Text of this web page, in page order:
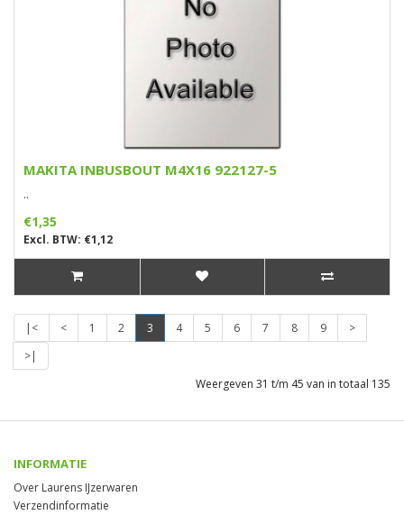
MAKITA INBUSBOUT M4X16 922127-5
..
€1,35
Excl. BTW: €1,12
|< < 1 2 3 4 5 6 7 8 9
>
>|
Weergeven 31 t/m 45 van in totaal 135
INFORMATIE
Over Laurens IJzerwaren
Verzendinformatie